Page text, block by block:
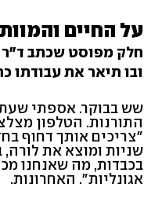
על החיים והמוות
חלק מפוסט שכתב ד"ר
ובו תיאר את עבודתו
שש בבוקר. אספתי
התורנות. הטלפון
בכבדות, מה שאנחנו
אגונליות". האחרונות.